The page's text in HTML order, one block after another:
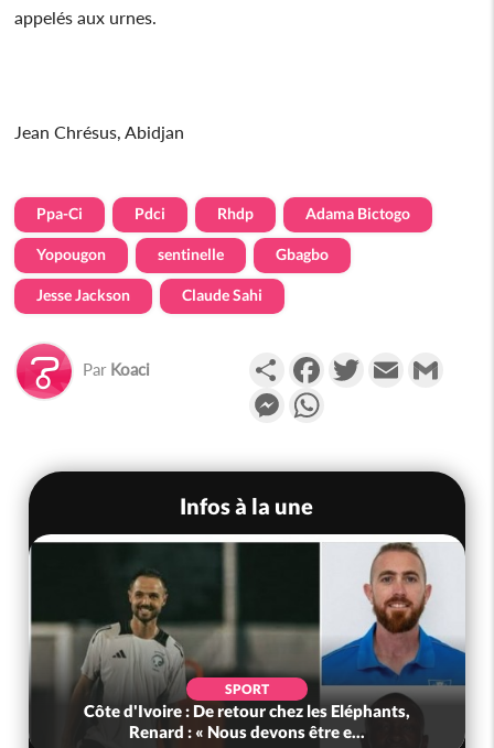
appelés aux urnes.
Jean Chrésus, Abidjan
Ppa-Ci Pdci Rhdp Adama Bictogo
Yopougon sentinelle Gbagbo
Jesse Jackson Claude Sahi
Par Koaci PartagerFacebookTwitterEmail
Messenger
Infos à la une
SPORT
Côte d'Ivoire : De retour chez les Eléphants,
Renard : « Nous devons être e...